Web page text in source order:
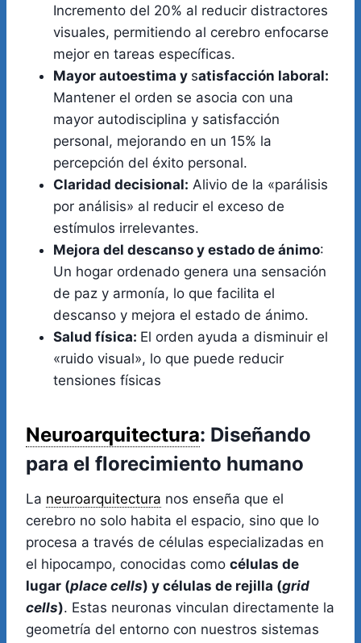
Incremento del 20% al reducir distractores
visuales, permitiendo al cerebro enfocarse
mejor en tareas específicas.
Mayor autoestima y satisfacción laboral:
Mantener el orden se asocia con una
mayor autodisciplina y satisfacción
personal, mejorando en un 15% la
percepción del éxito personal.
Claridad decisional: Alivio de la «parálisis
por análisis» al reducir el exceso de
estímulos irrelevantes.
Mejora del descanso y estado de ánimo:
Un hogar ordenado genera una sensación
de paz y armonía, lo que facilita el
descanso y mejora el estado de ánimo.
Salud física: El orden ayuda a disminuir el
«ruido visual», lo que puede reducir
tensiones físicas
Neuroarquitectura: Diseñando
para el florecimiento humano
La neuroarquitectura nos enseña que el
cerebro no solo habita el espacio, sino que lo
procesa a través de células especializadas en
el hipocampo, conocidas como células de
lugar (place cells) y células de rejilla (grid
cells). Estas neuronas vinculan directamente la
geometría del entorno con nuestros sistemas